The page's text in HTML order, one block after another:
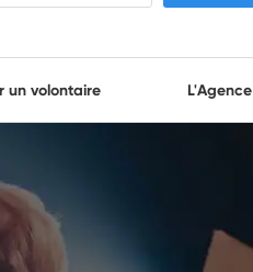
un volontaire L'Agence